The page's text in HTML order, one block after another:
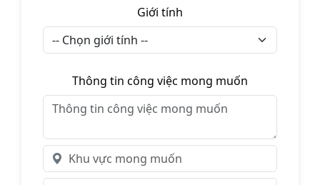
Giới tính
Thông tin công việc mong muốn